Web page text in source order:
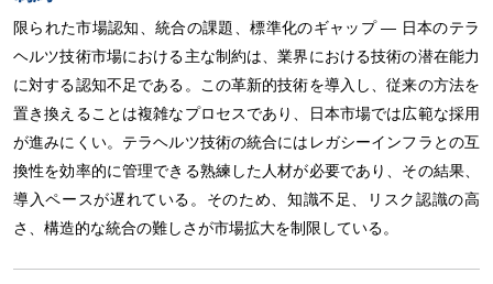
限られた市場認知、統合の課題、標準化のギャップ ― 日本のテラ
ヘルツ技術市場における主な制約は、業界における技術の潜在能力
に対する認知不足である。この革新的技術を導入し、従来の方法を
置き換えることは複雑なプロセスであり、日本市場では広範な採用
が進みにくい。テラヘルツ技術の統合にはレガシーインフラとの互
換性を効率的に管理できる熟練した人材が必要であり、その結果、
導入ペースが遅れている。そのため、知識不足、リスク認識の高
さ、構造的な統合の難しさが市場拡大を制限している。